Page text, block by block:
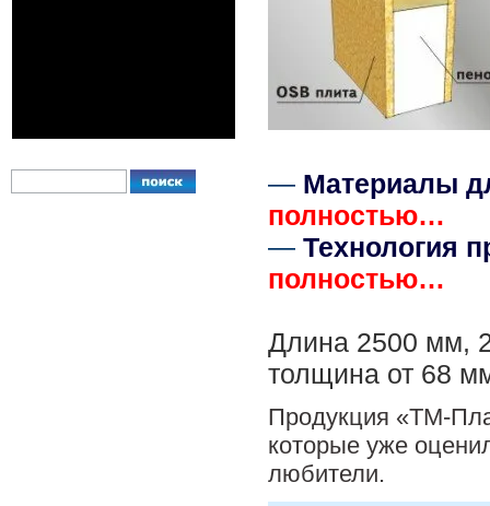
— Материалы
полностью…
— Технология
полностью…
Длина 2500 мм,
толщина от 68
Продукция «ТМ-
которые уже
любители.